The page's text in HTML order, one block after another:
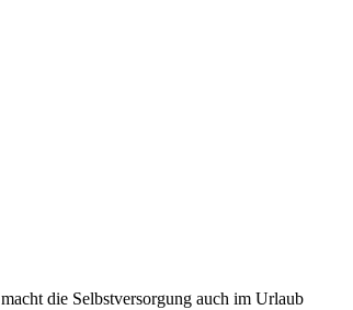
die Selbstversorgung auch im Urlaub